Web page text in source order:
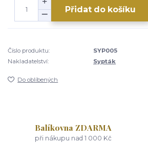
Přidat do košíku
Číslo produktu:
SYP005
Nakladatelství:
Sypták
Do oblíbených
Balíkovna ZDARMA
při nákupu nad 1 000 Kč